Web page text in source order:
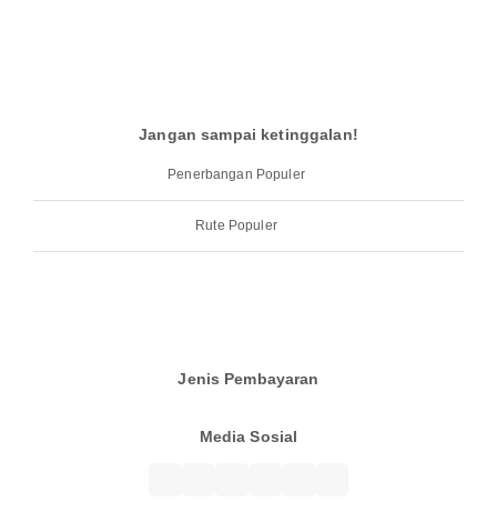
Jangan sampai ketinggalan!
Penerbangan Populer
Rute Populer
Jenis Pembayaran
Media Sosial